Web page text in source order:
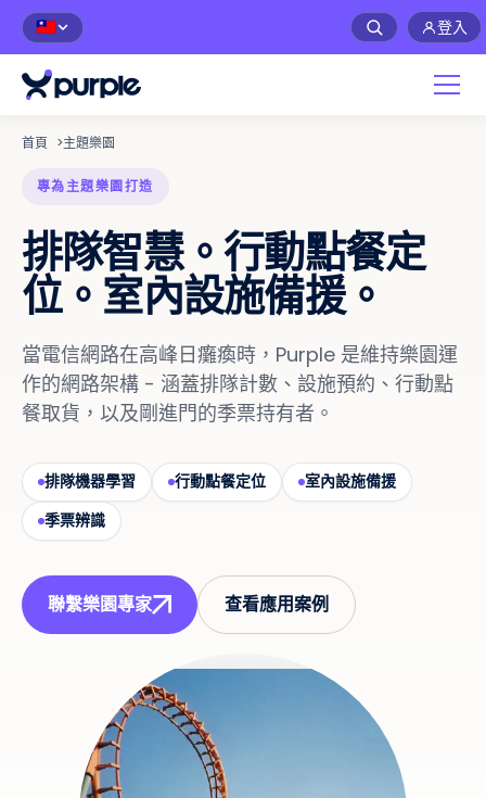
🇹🇼 登入
首頁 >主題樂園
專為主題樂園打造
排隊智慧。行動點餐定
位。室內設施備援。
當電信網路在高峰日癱瘓時，Purple 是維持樂園運
作的網路架構 - 涵蓋排隊計數、設施預約、行動點
餐取貨，以及剛進門的季票持有者。
排隊機器學習 行動點餐定位
室內設施備援
季票辨識
聯繫樂園專家 查看應用案例